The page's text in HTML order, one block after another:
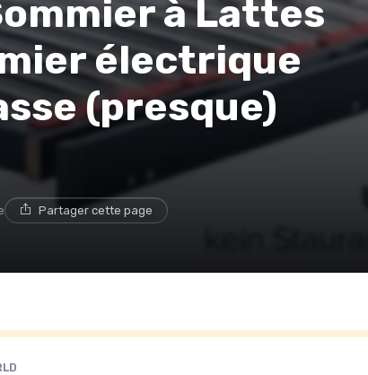
à Lattes
électrique
(presque)
Partager cette page